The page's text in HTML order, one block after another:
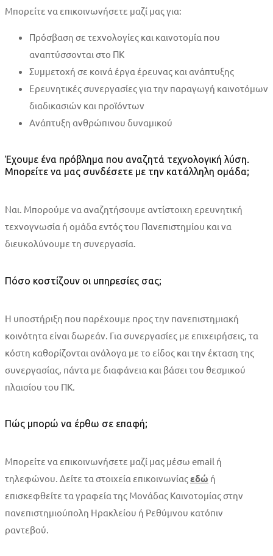
Μπορείτε να επικοινωνήσετε μαζί μας για:
Πρόσβαση σε τεχνολογίες και καινοτομία που
αναπτύσσονται στο ΠΚ
Συμμετοχή σε κοινά έργα έρευνας και ανάπτυξης
Ερευνητικές συνεργασίες για την παραγωγή καινοτόμων
διαδικασιών και προϊόντων
Ανάπτυξη ανθρώπινου δυναμικού
Έχουμε ένα πρόβλημα που αναζητά τεχνολογική λύση.
Μπορείτε να μας συνδέσετε με την κατάλληλη ομάδα;
Ναι. Μπορούμε να αναζητήσουμε αντίστοιχη ερευνητική
τεχνογνωσία ή ομάδα εντός του Πανεπιστημίου και να
διευκολύνουμε τη συνεργασία.
Πόσο κοστίζουν οι υπηρεσίες σας;
Η υποστήριξη που παρέχουμε προς την πανεπιστημιακή
κοινότητα είναι δωρεάν. Για συνεργασίες με επιχειρήσεις, τα
κόστη καθορίζονται ανάλογα με το είδος και την έκταση της
συνεργασίας, πάντα με διαφάνεια και βάσει του θεσμικού
πλαισίου του ΠΚ.
Πώς μπορώ να έρθω σε επαφή;
Μπορείτε να επικοινωνήσετε μαζί μας μέσω email ή
τηλεφώνου. Δείτε τα στοιχεία επικοινωνίαςεδώ ή
επισκεφθείτε τα γραφεία της Μονάδας Καινοτομίας στην
πανεπιστημιούπολη Ηρακλείου ή Ρεθύμνου κατόπιν
ραντεβού.